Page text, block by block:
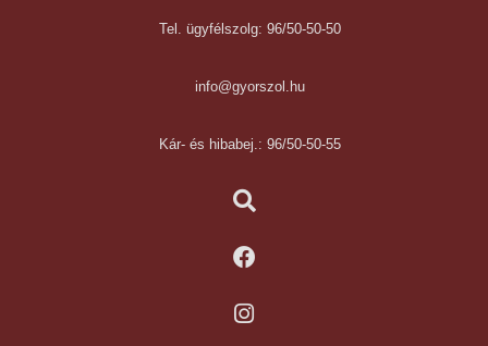
Tel. ügyfélszolg: 96/50-50-50
info@gyorszol.hu
Kár- és hibabej.: 96/50-50-55